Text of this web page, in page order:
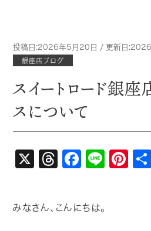
投稿日:2026年5月20日 / 更新日
銀座店ブログ
スイートロード銀座
スについて
X ThreadsLine
みなさん、こんにちは。
INFO
BLOG